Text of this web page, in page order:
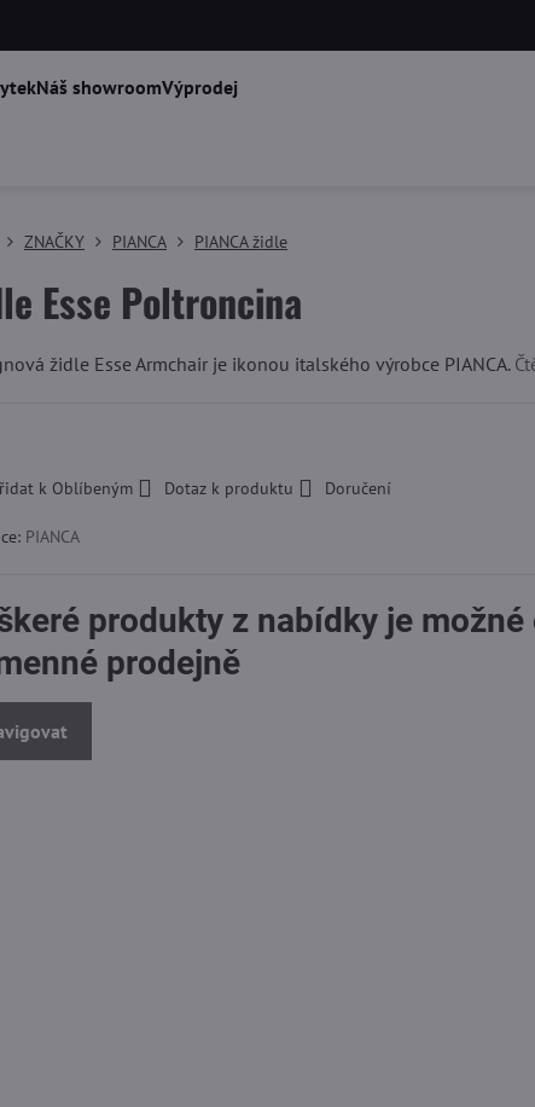
Náš showroomVýprodej
ZNAČKY PIANCA PIANCA židle
Esse Poltroncina
židle Esse Armchair je ikonou italského výrobce PIANCA.
k Oblíbeným Dotaz k produktu Doručení
PIANCA
produkty z nabídky je možné
prodejně